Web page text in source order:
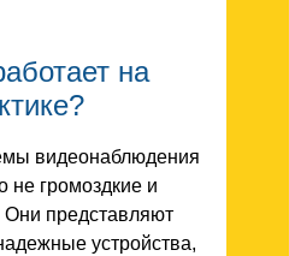
на
видеонаблюдения
не громоздкие и
Они представляют
устройства,